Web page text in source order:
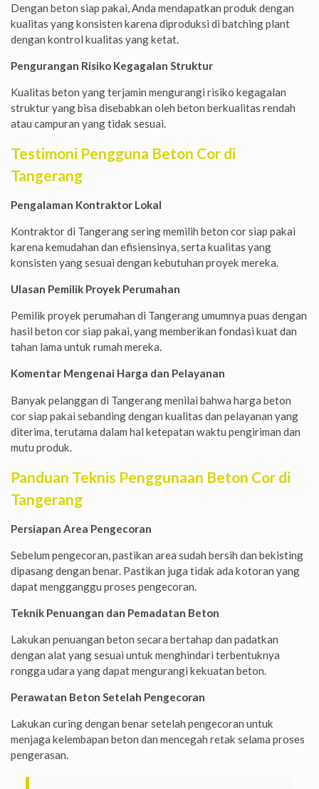
Dengan beton siap pakai, Anda mendapatkan produk dengan
kualitas yang konsisten karena diproduksi di batching plant
dengan kontrol kualitas yang ketat.
Pengurangan Risiko Kegagalan Struktur
Kualitas beton yang terjamin mengurangi risiko kegagalan
struktur yang bisa disebabkan oleh beton berkualitas rendah
atau campuran yang tidak sesuai.
Testimoni Pengguna Beton Cor di
Tangerang
Pengalaman Kontraktor Lokal
Kontraktor di Tangerang sering memilih beton cor siap pakai
karena kemudahan dan efisiensinya, serta kualitas yang
konsisten yang sesuai dengan kebutuhan proyek mereka.
Ulasan Pemilik Proyek Perumahan
Pemilik proyek perumahan di Tangerang umumnya puas dengan
hasil beton cor siap pakai, yang memberikan fondasi kuat dan
tahan lama untuk rumah mereka.
Komentar Mengenai Harga dan Pelayanan
Banyak pelanggan di Tangerang menilai bahwa harga beton
cor siap pakai sebanding dengan kualitas dan pelayanan yang
diterima, terutama dalam hal ketepatan waktu pengiriman dan
mutu produk.
Panduan Teknis Penggunaan Beton Cor di
Tangerang
Persiapan Area Pengecoran
Sebelum pengecoran, pastikan area sudah bersih dan bekisting
dipasang dengan benar. Pastikan juga tidak ada kotoran yang
dapat mengganggu proses pengecoran.
Teknik Penuangan dan Pemadatan Beton
Lakukan penuangan beton secara bertahap dan padatkan
dengan alat yang sesuai untuk menghindari terbentuknya
rongga udara yang dapat mengurangi kekuatan beton.
Perawatan Beton Setelah Pengecoran
Lakukan curing dengan benar setelah pengecoran untuk
menjaga kelembapan beton dan mencegah retak selama proses
pengerasan.